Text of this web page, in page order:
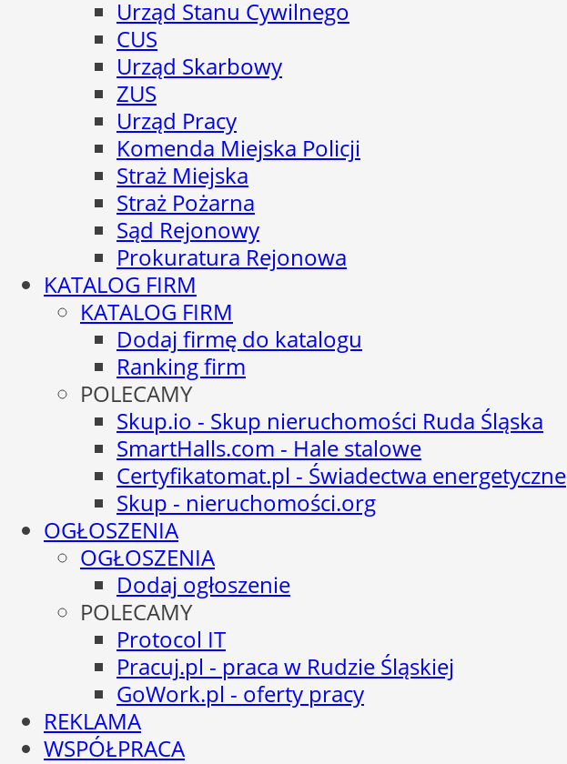
Urząd Stanu Cywilnego
CUS
Urząd Skarbowy
ZUS
Urząd Pracy
Komenda Miejska Policji
Straż Miejska
Straż Pożarna
Sąd Rejonowy
Prokuratura Rejonowa
KATALOG FIRM
KATALOG FIRM
Dodaj firmę do katalogu
Ranking firm
POLECAMY
Skup.io - Skup nieruchomości Ruda Śląska
SmartHalls.com - Hale stalowe
Certyfikatomat.pl - Świadectwa energetyczne
Skup - nieruchomości.org
OGŁOSZENIA
OGŁOSZENIA
Dodaj ogłoszenie
POLECAMY
Protocol IT
Pracuj.pl - praca w Rudzie Śląskiej
GoWork.pl - oferty pracy
REKLAMA
WSPÓŁPRACA